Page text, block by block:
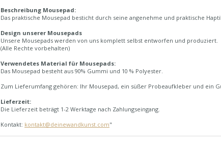
Beschreibung Mousepad:
Das praktische Mousepad besticht durch seine angenehme und praktische
Design unserer Mousepads
Unsere Mousepads werden von uns komplett selbst entworfen und produziert.
(Alle Rechte vorbehalten)
Verwendetes Material für Mousepads:
Das Mousepad besteht aus 90% Gummi und 10 % Polyester.
Zum Lieferumfang gehören: Ihr Mousepad, ein süßer Probeaufkleber und ein
Lieferzeit:
Die Lieferzeit beträgt 1-2 Werktage nach Zahlungseingang.
Kontakt: kontakt@deinewandkunst.com"